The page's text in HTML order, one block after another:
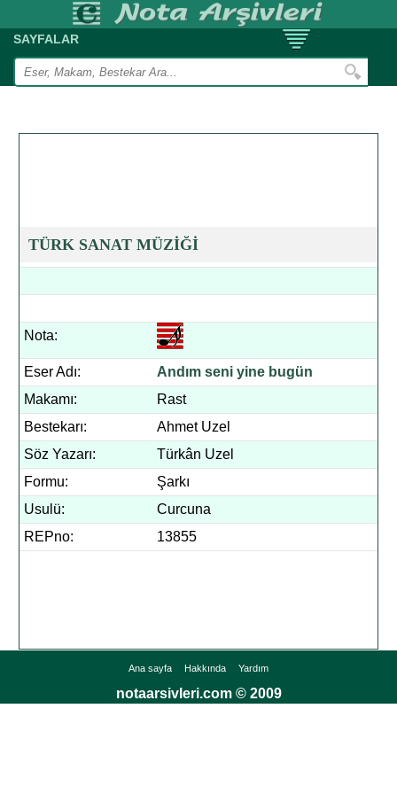
SAYFALAR
TÜRK SANAT MÜZİĞİ
Nota:
Eser Adı:
Andım seni yine bugün
Makamı:
Rast
Bestekarı:
Ahmet Uzel
Söz Yazarı:
Türkân Uzel
Formu:
Şarkı
Usulü:
Curcuna
REPno:
13855
Ana sayfa Hakkında Yardım
notaarsivleri.com © 2009